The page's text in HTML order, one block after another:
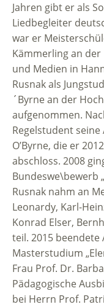
Jahren gibt er als
Liedbegleiter
war er
Kämmerling an
und Medien in
Rusnak als
´Byrne an der
aufgenommen.
Regelstudent
O’Byrne, die er
abschloss. 2008
Bundeswe\bewerb
Rusnak nahm an
Leonardy, Karl-
Konrad Elser,
teil. 2015 beendete
Masterstudium
Frau Prof. Dr.
Pädagogische
bei Herrn Prof.